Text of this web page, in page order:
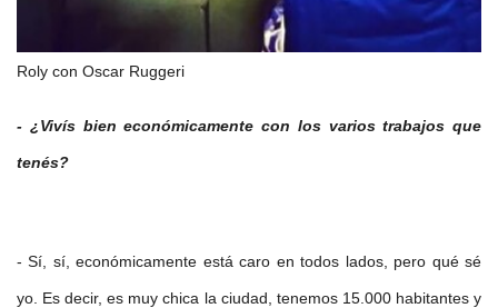
Roly con Oscar Ruggeri
- ¿Vivís bien económicamente con los varios trabajos que
tenés?
- Sí, sí, económicamente está caro en todos lados, pero qué sé
yo. Es decir, es muy chica la ciudad, tenemos 15.000 habitantes y